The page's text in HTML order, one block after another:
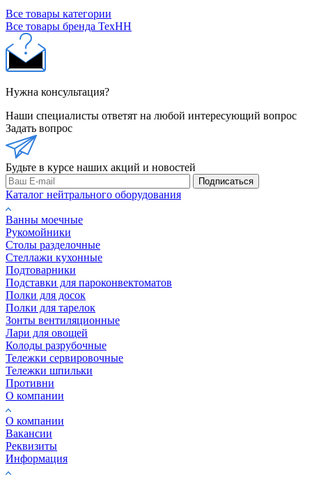
Все товары категории
Все товары бренда ТехНН
Нужна консультация?
Наши специалисты ответят на любой интересующий вопрос
Задать вопрос
Будьте в курсе наших акций и новостей
Подписаться
Каталог нейтрального оборудования
Ванны моечные
Рукомойники
Столы разделочные
Стеллажи кухонные
Подтоварники
Подставки для пароконвектоматов
Полки для досок
Полки для тарелок
Зонты вентиляционные
Лари для овощей
Колоды разрубочные
Тележки сервировочные
Тележки шпильки
Противни
О компании
О компании
Вакансии
Реквизиты
Информация